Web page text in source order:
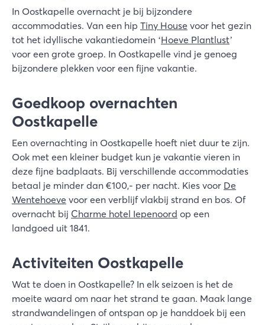
In Oostkapelle overnacht je bij bijzondere
accommodaties. Van een hip Tiny House voor het gezin
tot het idyllische vakantiedomein ‘Hoeve Plantlust’
voor een grote groep. In Oostkapelle vind je genoeg
bijzondere plekken voor een fijne vakantie.
Goedkoop overnachten
Oostkapelle
Een overnachting in Oostkapelle hoeft niet duur te zijn.
Ook met een kleiner budget kun je vakantie vieren in
deze fijne badplaats. Bij verschillende accommodaties
betaal je minder dan €100,- per nacht. Kies voor De
Wentehoeve voor een verblijf vlakbij strand en bos. Of
overnacht bij Charme hotel Iepenoord op een
landgoed uit 1841.
Activiteiten Oostkapelle
Wat te doen in Oostkapelle? In elk seizoen is het de
moeite waard om naar het strand te gaan. Maak lange
strandwandelingen of ontspan op je handdoek bij een